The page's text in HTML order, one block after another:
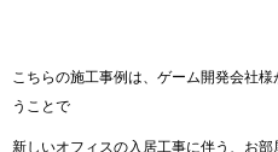
こちらの施工事例は、ゲーム開発会社
うことで
新しいオフィスの入居工事に伴う、お